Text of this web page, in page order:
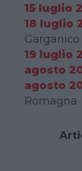
15 luglio
18 luglio
Garganico
19 luglio
agosto
agosto
Romagna